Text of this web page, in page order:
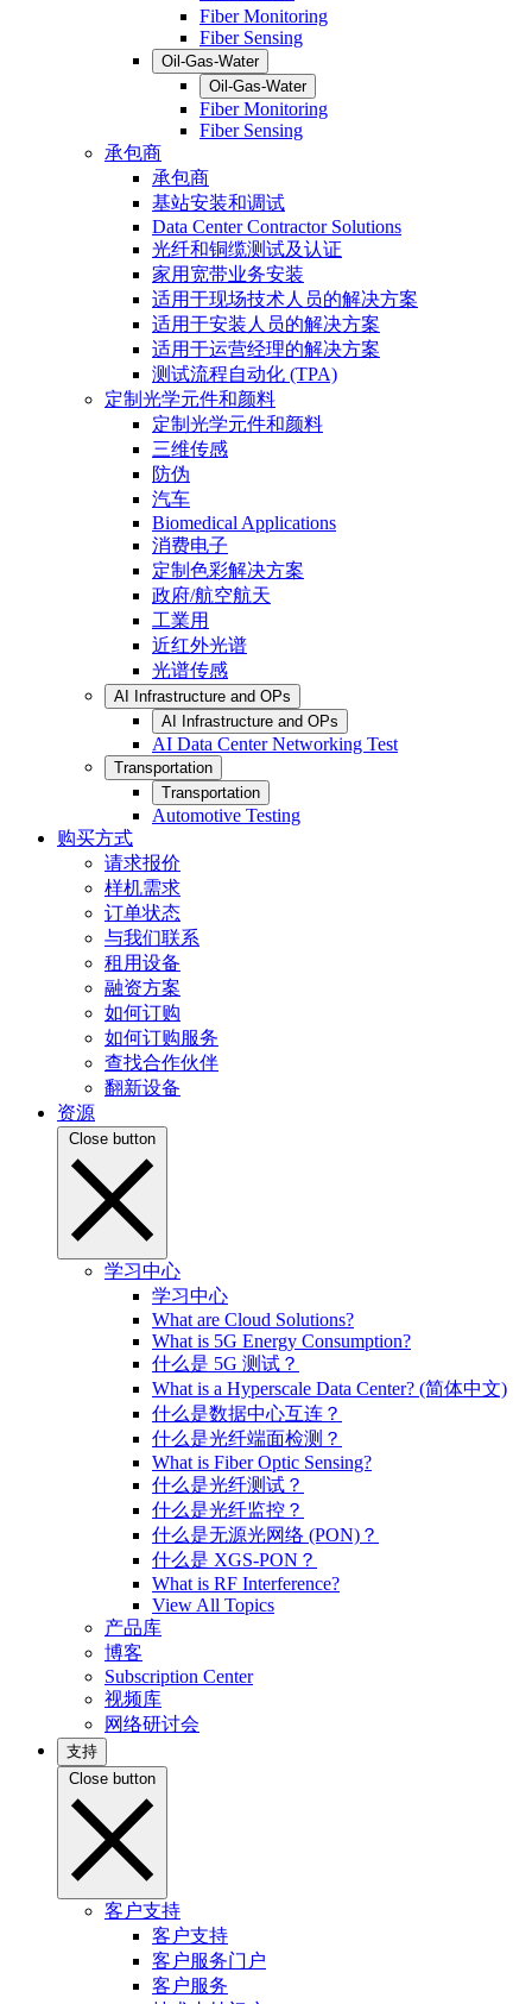
Fiber Monitoring
Fiber Sensing
Oil-Gas-Water
Oil-Gas-Water
Fiber Monitoring
Fiber Sensing
承包商
承包商
基站安装和调试
Data Center Contractor Solutions
光纤和铜缆测试及认证
家用宽带业务安装
适用于现场技术人员的解决方案
适用于安装人员的解决方案
适用于运营经理的解决方案
测试流程自动化 (TPA)
定制光学元件和颜料
定制光学元件和颜料
三维传感
防伪
汽车
Biomedical Applications
消费电子
定制色彩解决方案
政府/航空航天
工業用
近红外光谱
光谱传感
AI Infrastructure and OPs
AI Infrastructure and OPs
AI Data Center Networking Test
Transportation
Transportation
Automotive Testing
购买方式
请求报价
样机需求
订单状态
与我们联系
租用设备
融资方案
如何订购
如何订购服务
查找合作伙伴
翻新设备
资源
Close button
学习中心
学习中心
What are Cloud Solutions?
What is 5G Energy Consumption?
什么是 5G 测试？
What is a Hyperscale Data Center? (简体中文)
什么是数据中心互连？
什么是光纤端面检测？
What is Fiber Optic Sensing?
什么是光纤测试？
什么是光纤监控？
什么是无源光网络 (PON)？
什么是 XGS-PON？
What is RF Interference?
View All Topics
产品库
博客
Subscription Center
视频库
网络研讨会
支持
Close button
客户支持
客户支持
客户服务门户
客户服务